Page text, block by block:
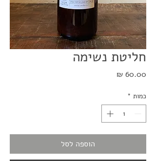
חליטת נשימה
מחיר
כמות *
הוספה לסל